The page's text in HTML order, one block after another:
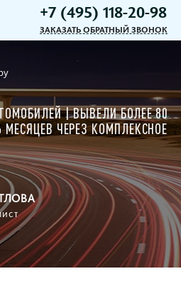
+7 (495) 118-20-98
ЗАКАЗАТЬ ОБРАТНЫЙ ЗВОНОК
| ВЫВЕЛИ БОЛЕЕ 80
ЧЕРЕЗ КОМПЛЕКСНОЕ